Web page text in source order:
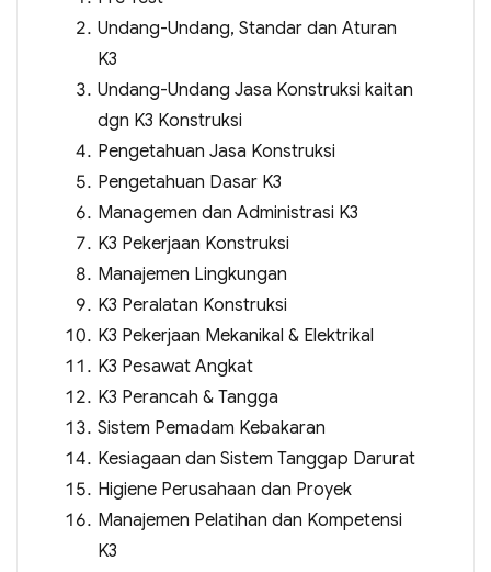
Undang-Undang, Standar dan Aturan
K3
Undang-Undang Jasa Konstruksi kaitan
dgn K3 Konstruksi
Pengetahuan Jasa Konstruksi
Pengetahuan Dasar K3
Managemen dan Administrasi K3
K3 Pekerjaan Konstruksi
Manajemen Lingkungan
K3 Peralatan Konstruksi
K3 Pekerjaan Mekanikal & Elektrikal
K3 Pesawat Angkat
K3 Perancah & Tangga
Sistem Pemadam Kebakaran
Kesiagaan dan Sistem Tanggap Darurat
Higiene Perusahaan dan Proyek
Manajemen Pelatihan dan Kompetensi
K3